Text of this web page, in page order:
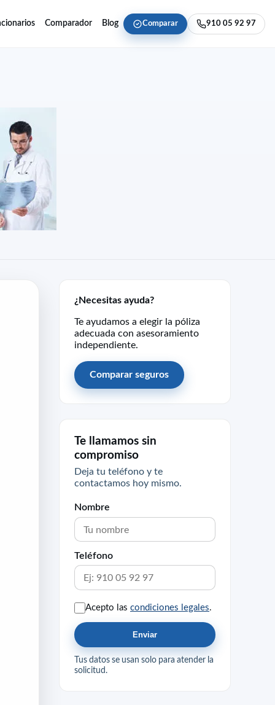
Comparador Blog Comparar 910 05 92 97
¿Necesitas ayuda?
Te ayudamos a elegir la póliza
adecuada con asesoramiento
independiente.
Comparar seguros
Te llamamos sin
compromiso
Deja tu teléfono y te
contactamos hoy mismo.
Nombre
Teléfono
Acepto las condiciones legales.
Enviar
Tus datos se usan solo para atender la
solicitud.